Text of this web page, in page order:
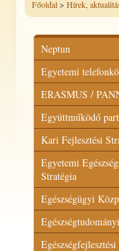
Főoldal> Hírek,
Neptun
Egyetemi
ERASMUS /
Együttműködő
Kari Fejlesztési
Egyetemi
Stratégia
Egészségügyi